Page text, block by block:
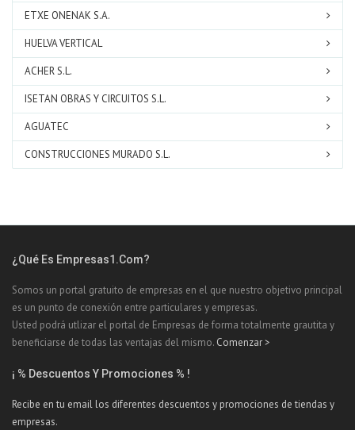
ETXE ONENAK S.A.
HUELVA VERTICAL
ACHER S.L.
ISETAN OBRAS Y CIRCUITOS S.L.
AGUATEC
CONSTRUCCIONES MURADO S.L.
¿Qué Es Empresas1.com?
Somos un portal gratuito de empresas en el que nuestro objetivo principal
es un punto de conexión entre particulares y empresas.
Usted podrá utlizar el portal de Empresas de forma totalmente grautita y
beneficiarse de todas las ventajas del mismo. Comenzar >
¡ % Descuentos Y Promociones % !
Recibe en tu email los diferentes descuentos y promociones de tiendas y
empresas.